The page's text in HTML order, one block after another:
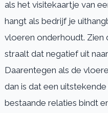
als het visitekaartje van
hangt als bedrijf je
vloeren onderhoudt. Zien
straalt dat negatief uit
Daarentegen als de
dan is dat een
bestaande relaties bindt